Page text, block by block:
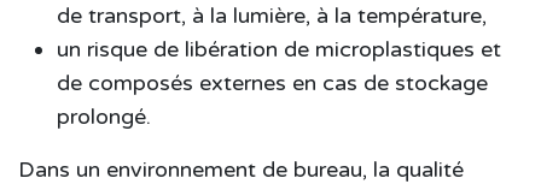
de transport, à la lumière, à la température,
un risque de libération de microplastiques et
de composés externes en cas de stockage
prolongé.
Dans un environnement de bureau, la qualité